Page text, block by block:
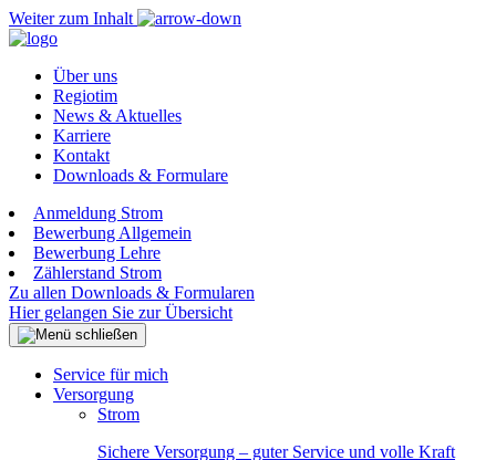
Weiter zum Inhalt
Über uns
Regiotim
News & Aktuelles
Karriere
Kontakt
Downloads & Formulare
Anmeldung Strom
Bewerbung Allgemein
Bewerbung Lehre
Zählerstand Strom
Zu allen Downloads & Formularen
Hier gelangen Sie zur Übersicht
Service für mich
Versorgung
Strom
Sichere Versorgung – guter Service und volle Kraft